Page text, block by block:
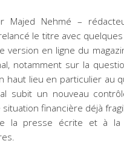
Majed Nehmé –
le titre avec
version en ligne du
notamment sur la
haut lieu en particulier au
subit un nouveau
situation financière déjà
la presse écrite et à la